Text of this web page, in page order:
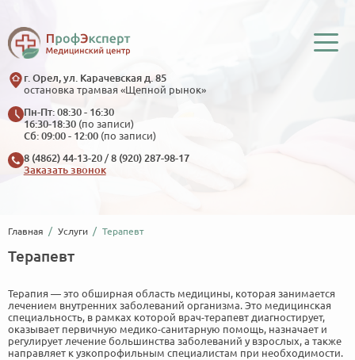
г. Орел, ул. Карачевская д. 85
остановка трамвая «Щепной рынок»
Пн-Пт: 08:30 - 16:30
16:30-18:30 (по записи)
Сб: 09:00 - 12:00 (по записи)
8 (4862) 44-13-20/ 8 (920) 287-98-17
Заказать звонок
Главная Услуги Терапевт
Терапевт
Терапия — это обширная область медицины, которая занимается
лечением внутренних заболеваний организма. Это медицинская
специальность, в рамках которой врач-терапевт диагностирует,
оказывает первичную медико-санитарную помощь, назначает и
регулирует лечение большинства заболеваний у взрослых, а также
направляет к узкопрофильным специалистам при необходимости.